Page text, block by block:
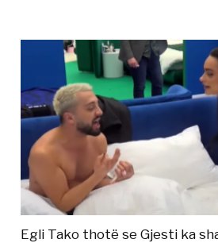
Egli Tako thotë se Gjesti ka